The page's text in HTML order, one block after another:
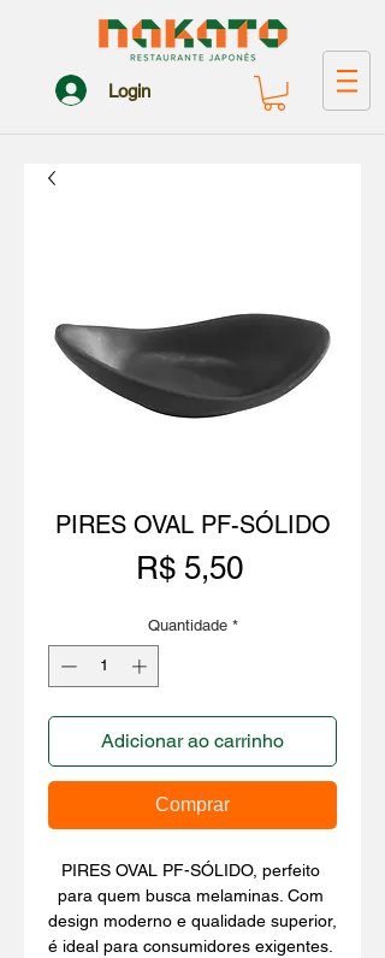
Login
PIRES OVAL PF-SÓLIDO
R$ 5,50Preço
Quantidade *
Adicionar ao carrinho
Comprar
PIRES OVAL PF-SÓLIDO, perfeito
para quem busca melaminas. Com
design moderno e qualidade superior,
é ideal para consumidores exigentes.